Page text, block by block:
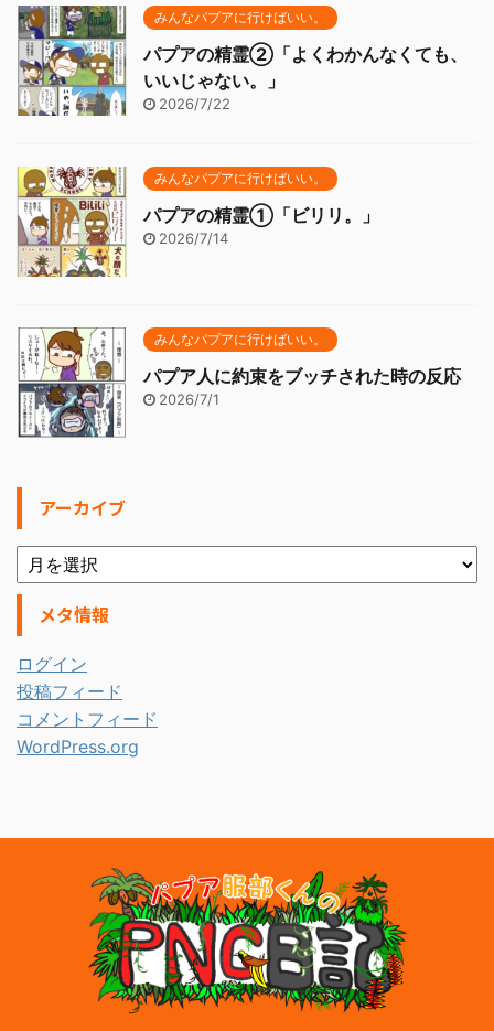
みんなパプアに行けばいい。
パプアの精霊②「よくわかんなくても、
いいじゃない。」
2026/7/22
みんなパプアに行けばいい。
パプアの精霊①「ビリリ。」
2026/7/14
みんなパプアに行けばいい。
パプア人に約束をブッチされた時の反応
2026/7/1
アーカイブ
メタ情報
ログイン
投稿フィード
コメントフィード
WordPress.org